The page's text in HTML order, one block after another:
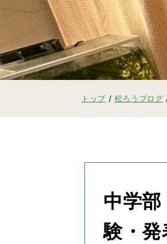
現
トップ/ 松ろうブログ
中学
験・発